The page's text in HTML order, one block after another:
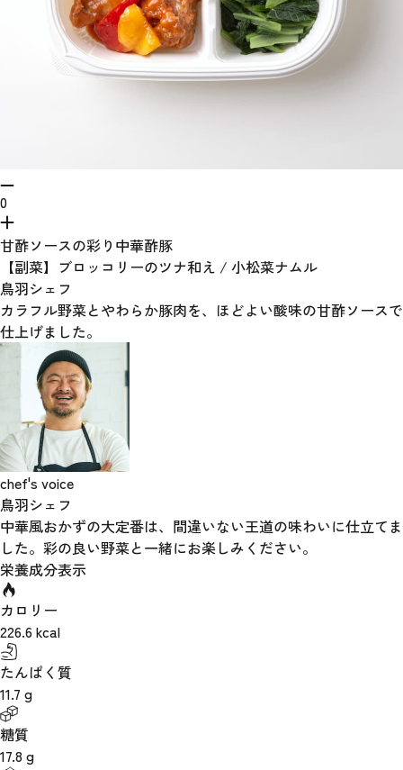
0
甘酢ソースの彩り中華酢豚
【副菜】ブロッコリーのツナ和え / 小松菜ナムル
鳥羽シェフ
カラフル野菜とやわらか豚肉を、ほどよい酸味の甘酢ソースで
仕上げました。
chef's voice
鳥羽シェフ
中華風おかずの大定番は、間違いない王道の味わいに仕立てま
した。彩の良い野菜と一緒にお楽しみください。
栄養成分表示
カロリー
226.6 kcal
たんぱく質
11.7 g
糖質
17.8 g